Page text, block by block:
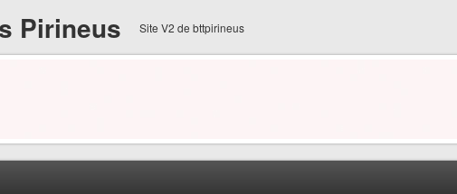
Pirineus Site V2 de bttpirineus